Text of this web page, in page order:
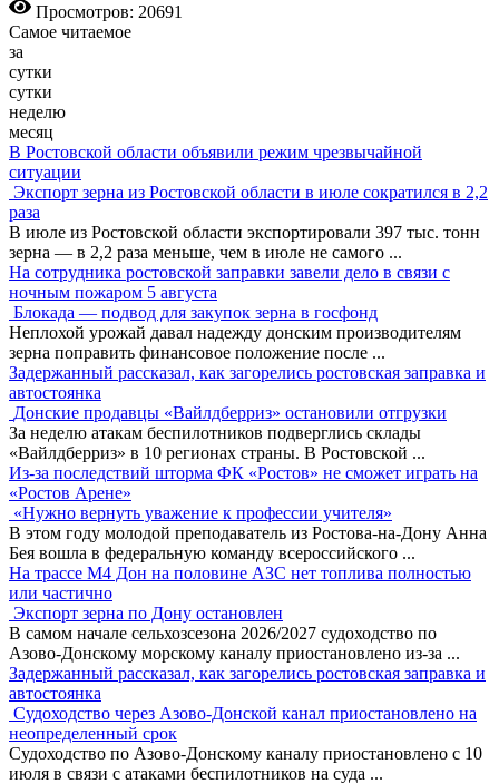
Просмотров: 20691
Самое читаемое
за
сутки
сутки
неделю
месяц
В Ростовской области объявили режим чрезвычайной
ситуации
Экспорт зерна из Ростовской области в июле сократился в 2,2
раза
В июле из Ростовской области экспортировали 397 тыс. тонн
зерна — в 2,2 раза меньше, чем в июле не самого ...
На сотрудника ростовской заправки завели дело в связи с
ночным пожаром 5 августа
Блокада — подвод для закупок зерна в госфонд
Неплохой урожай давал надежду донским производителям
зерна поправить финансовое положение после ...
Задержанный рассказал, как загорелись ростовская заправка и
автостоянка
Донские продавцы «Вайлдберриз» остановили отгрузки
За неделю атакам беспилотников подверглись склады
«Вайлдберриз» в 10 регионах страны. В Ростовской ...
Из-за последствий шторма ФК «Ростов» не сможет играть на
«Ростов Арене»
«Нужно вернуть уважение к профессии учителя»
В этом году молодой преподаватель из Ростова-на-Дону Анна
Бея вошла в федеральную команду всероссийского ...
На трассе М4 Дон на половине АЗС нет топлива полностью
или частично
Экспорт зерна по Дону остановлен
В самом начале сельхозсезона 2026/2027 судоходство по
Азово-Донскому морскому каналу приостановлено из-за ...
Задержанный рассказал, как загорелись ростовская заправка и
автостоянка
Судоходство через Азово-Донской канал приостановлено на
неопределенный срок
Судоходство по Азово-Донскому каналу приостановлено с 10
июля в связи с атаками беспилотников на суда ...